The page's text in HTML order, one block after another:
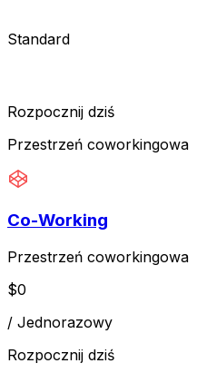
Standard
Rozpocznij dziś
Przestrzeń coworkingowa
Co-Working
Przestrzeń coworkingowa
$0
/ Jednorazowy
Rozpocznij dziś